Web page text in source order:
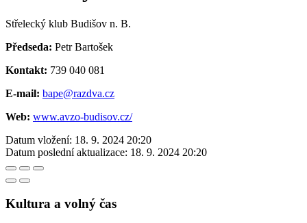
Střelecký klub Budišov n. B.
Předseda: Petr Bartošek
Kontakt: 739 040 081
E-mail: bape@razdva.cz
Web: www.avzo-budisov.cz/
Datum vložení: 18. 9. 2024 20:20
Datum poslední aktualizace: 18. 9. 2024 20:20
Kultura a volný čas